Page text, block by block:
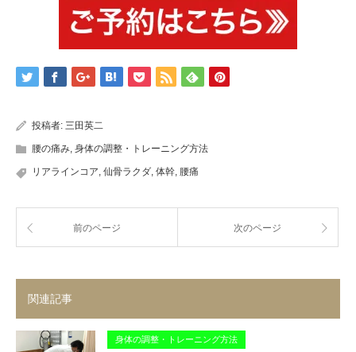
投稿者: 三田英二
腰の痛み, 身体の調整・トレーニング方法
リアラインコア, 仙骨ラクダ, 体幹, 腰痛
前のページ 次のページ
関連記事
身体の調整・トレーニング方法